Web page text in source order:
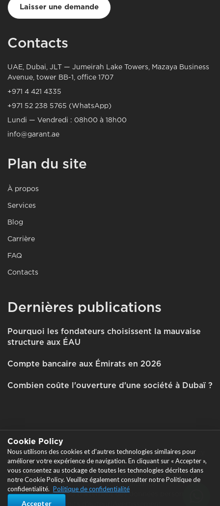
Laisser une demande
Contacts
UAE, Dubai, JLT — Jumeirah Lake Towers, Mazaya Business
Avenue, tower BB-1, office 1707
+971 4 421 4335
+971 52 238 5765 (WhatsApp)
Lundi — Vendredi : 08h00 à 18h00
info@garant.ae
Plan du site
À propos
Services
Blog
Carrière
FAQ
Contacts
Dernières publications
Pourquoi les fondateurs choisissent la mauvaise
structure aux ÉAU
Compte bancaire aux Émirats en 2026
Combien coûte l'ouverture d'une société à Dubaï ?
Tous droits réservés © 2026 Garant Business Consultancy
FZCO
|
Politique de confidentialité
Consentement au traitement des données personnelles
Cookie Policy
Nous utilisons des cookies et d'autres technologies similaires pour
améliorer votre expérience de navigation. En cliquant sur « Accepter »,
vous consentez au stockage de toutes les technologies décrites dans
notre Cookie Policy. Veuillez également consulter notre Politique de
confidentialité. Politique de confidentialité
Accepter